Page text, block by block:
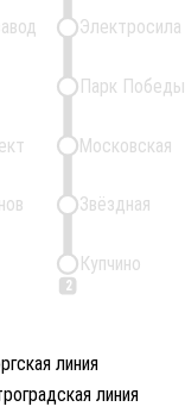
линия
линия
2
Купчино
Звёздная
Московская
Парк Победы
Электросила